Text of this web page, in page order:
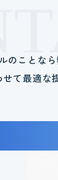
のことなら
せて最適な